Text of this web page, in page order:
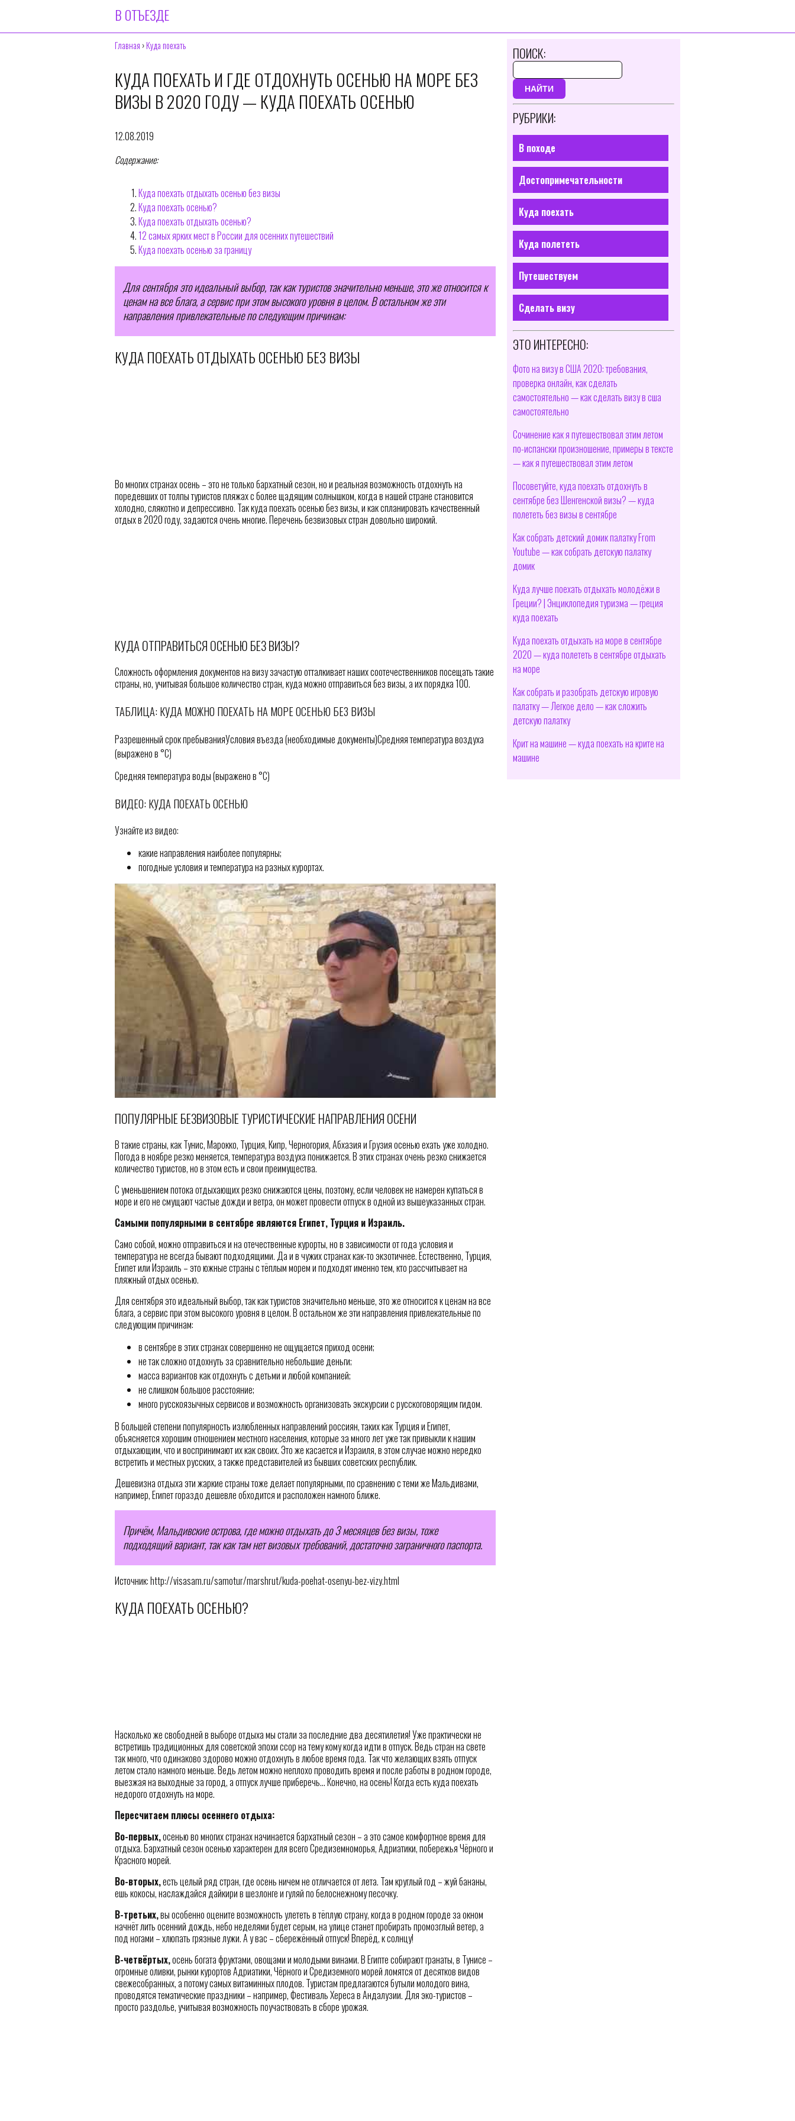
В ОТЪЕЗДЕ
Главная ›Куда поехать
КУДА ПОЕХАТЬ И ГДЕ ОТДОХНУТЬ ОСЕНЬЮ НА МОРЕ БЕЗ
ВИЗЫ В 2020 ГОДУ — КУДА ПОЕХАТЬ ОСЕНЬЮ
12.08.2019
Содержание:
Куда поехать отдыхать осенью без визы
Куда поехать осенью?
Куда поехать отдыхать осенью?
12 самых ярких мест в России для осенних путешествий
Куда поехать осенью за границу
Для сентября это идеальный выбор, так как туристов значительно меньше, это же относится к
ценам на все блага, а сервис при этом высокого уровня в целом. В остальном же эти
направления привлекательные по следующим причинам:
КУДА ПОЕХАТЬ ОТДЫХАТЬ ОСЕНЬЮ БЕЗ ВИЗЫ
Во многих странах осень – это не только бархатный сезон, но и реальная возможность отдохнуть на
поредевших от толпы туристов пляжах с более щадящим солнышком, когда в нашей стране становится
холодно, слякотно и депрессивно. Так куда поехать осенью без визы, и как спланировать качественный
отдых в 2020 году, задаются очень многие. Перечень безвизовых стран довольно широкий.
КУДА ОТПРАВИТЬСЯ ОСЕНЬЮ БЕЗ ВИЗЫ?
Сложность оформления документов на визу зачастую отталкивает наших соотечественников посещать такие
страны, но, учитывая большое количество стран, куда можно отправиться без визы, а их порядка 100.
ТАБЛИЦА: КУДА МОЖНО ПОЕХАТЬ НА МОРЕ ОСЕНЬЮ БЕЗ ВИЗЫ
Разрешенный срок пребыванияУсловия въезда (необходимые документы)Средняя температура воздуха
(выражено в °С)
Средняя температура воды (выражено в °С)
ВИДЕО: КУДА ПОЕХАТЬ ОСЕНЬЮ
Узнайте из видео:
какие направления наиболее популярны;
погодные условия и температура на разных курортах.
ПОПУЛЯРНЫЕ БЕЗВИЗОВЫЕ ТУРИСТИЧЕСКИЕ НАПРАВЛЕНИЯ ОСЕНИ
В такие страны, как Тунис, Марокко, Турция, Кипр, Черногория, Абхазия и Грузия осенью ехать уже холодно.
Погода в ноябре резко меняется, температура воздуха понижается. В этих странах очень резко снижается
количество туристов, но в этом есть и свои преимущества.
С уменьшением потока отдыхающих резко снижаются цены, поэтому, если человек не намерен купаться в
море и его не смущают частые дожди и ветра, он может провести отпуск в одной из вышеуказанных стран.
Самыми популярными в сентябре являются Египет, Турция и Израиль.
Само собой, можно отправиться и на отечественные курорты, но в зависимости от года условия и
температура не всегда бывают подходящими. Да и в чужих странах как-то экзотичнее. Естественно, Турция,
Египет или Израиль – это южные страны с тёплым морем и подходят именно тем, кто рассчитывает на
пляжный отдых осенью.
Для сентября это идеальный выбор, так как туристов значительно меньше, это же относится к ценам на все
блага, а сервис при этом высокого уровня в целом. В остальном же эти направления привлекательные по
следующим причинам:
в сентябре в этих странах совершенно не ощущается приход осени;
не так сложно отдохнуть за сравнительно небольшие деньги;
масса вариантов как отдохнуть с детьми и любой компанией;
не слишком большое расстояние;
много русскоязычных сервисов и возможность организовать экскурсии с русскоговорящим гидом.
В большей степени популярность излюбленных направлений россиян, таких как Турция и Египет,
объясняется хорошим отношением местного населения, которые за много лет уже так привыкли к нашим
отдыхающим, что и воспринимают их как своих. Это же касается и Израиля, в этом случае можно нередко
встретить и местных русских, а также представителей из бывших советских республик.
Дешевизна отдыха эти жаркие страны тоже делает популярными, по сравнению с теми же Мальдивами,
например, Египет гораздо дешевле обходится и расположен намного ближе.
Причём, Мальдивские острова, где можно отдыхать до 3 месяяцев без визы, тоже
подходящий вариант, так как там нет визовых требований, достаточно заграничного паспорта.
Источник: http://visasam.ru/samotur/marshrut/kuda-poehat-osenyu-bez-vizy.html
КУДА ПОЕХАТЬ ОСЕНЬЮ?
Насколько же свободней в выборе отдыха мы стали за последние два десятилетия! Уже практически не
встретишь традиционных для советской эпохи ссор на тему кому когда идти в отпуск. Ведь стран на свете
так много, что одинаково здорово можно отдохнуть в любое время года. Так что желающих взять отпуск
летом стало намного меньше. Ведь летом можно неплохо проводить время и после работы в родном городе,
выезжая на выходные за город, а отпуск лучше приберечь… Конечно, на осень! Когда есть куда поехать
недорого отдохнуть на море.
Пересчитаем плюсы осеннего отдыха:
Во-первых,осенью во многих странах начинается бархатный сезон – а это самое комфортное время для
отдыха. Бархатный сезон осенью характерен для всего Средиземноморья, Адриатики, побережья Чёрного и
Красного морей.
Во-вторых,есть целый ряд стран, где осень ничем не отличается от лета. Там круглый год – жуй бананы,
ешь кокосы, наслаждайся дайкири в шезлонге и гуляй по белоснежному песочку.
В-третьих,вы особенно оцените возможность улететь в тёплую страну, когда в родном городе за окном
начнёт лить осенний дождь, небо неделями будет серым, на улице станет пробирать промозглый ветер, а
под ногами – хлюпать грязные лужи. А у вас – сбережённый отпуск! Вперёд, к солнцу!
В-четвёртых,осень богата фруктами, овощами и молодыми винами. В Египте собирают гранаты, в Тунисе –
огромные оливки, рынки курортов Адриатики, Чёрного и Средиземного морей ломятся от десятков видов
свежесобранных, а потому самых витаминных плодов. Туристам предлагаются бутыли молодого вина,
проводятся тематические праздники – например, Фестиваль Хереса в Андалузии. Для эко-туристов –
просто раздолье, учитывая возможность поучаствовать в сборе урожая.
ПОИСК:
НАЙТИ
РУБРИКИ:
В походе
Достопримечательности
Куда поехать
Куда полететь
Путешествуем
Сделать визу
ЭТО ИНТЕРЕСНО:
Фото на визу в США 2020: требования,
проверка онлайн, как сделать
самостоятельно — как сделать визу в сша
самостоятельно
Сочинение как я путешествовал этим летом
по-испански произношение, примеры в тексте
— как я путешествовал этим летом
Посоветуйте, куда поехать отдохнуть в
сентябре без Шенгенской визы? — куда
полететь без визы в сентябре
Как собрать детский домик палатку From
Youtube — как собрать детскую палатку
домик
Куда лучше поехать отдыхать молодёжи в
Греции? | Энциклопедия туризма — греция
куда поехать
Куда поехать отдыхать на море в сентябре
2020 — куда полететь в сентябре отдыхать
на море
Как собрать и разобрать детскую игровую
палатку — Легкое дело — как сложить
детскую палатку
Крит на машине — куда поехать на крите на
машине